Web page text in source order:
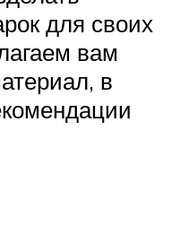
для своих
вам
в